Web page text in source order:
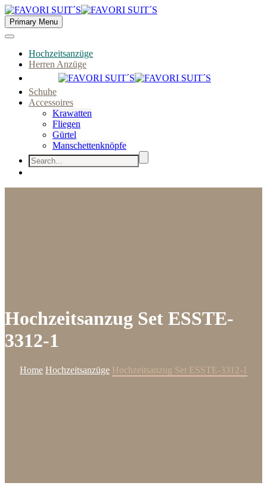
Primary Menu
Hochzeitsanzüge
Herren Anzüge
Schuhe
Accessoires
Krawatten
Fliegen
Gürtel
Manschettenknöpfe
Hochzeitsanzug Set ESSTE-
3312-1
Home Hochzeitsanzüge Hochzeitsanzug Set ESSTE-3312-1